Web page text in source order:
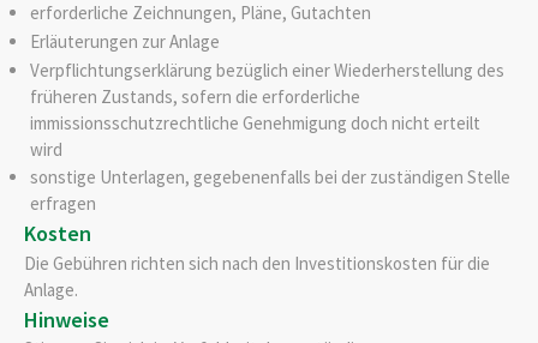
erforderliche Zeichnungen, Pläne, Gutachten
Erläuterungen zur Anlage
Verpflichtungserklärung bezüglich einer Wiederherstellung des
früheren Zustands, sofern die erforderliche
immissionsschutzrechtliche Genehmigung doch nicht erteilt
wird
sonstige Unterlagen, gegebenenfalls bei der zuständigen Stelle
erfragen
Kosten
Die Gebühren richten sich nach den Investitionskosten für die
Anlage.
Hinweise